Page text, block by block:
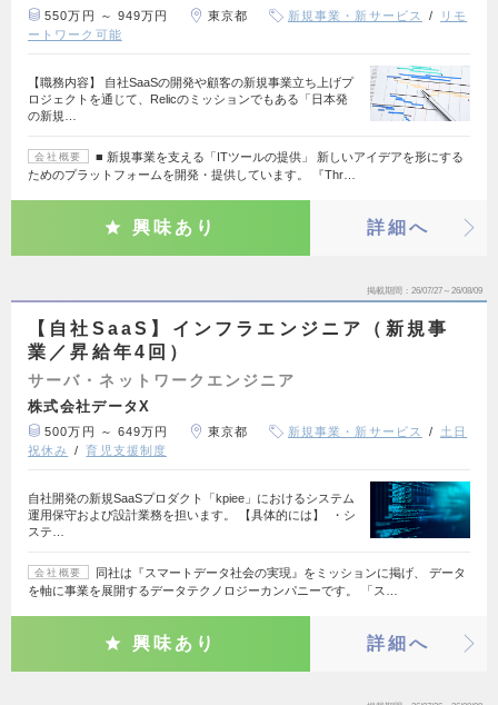
550万円 ～ 949万円 東京都 新規事業・新サービス
リモ
ートワーク可能
【職務内容】 自社SaaSの開発や顧客の新規事業立ち上げプ
ロジェクトを通じて、Relicのミッションでもある「日本発
の新規…
会社概要
■ 新規事業を支える「ITツールの提供」 新しいアイデアを形にする
ためのプラットフォームを開発・提供しています。 『Thr…
興味あり 詳細へ
掲載期間 26/07/27～26/08/09
【自社SaaS】インフラエンジニア（新規事
業／昇給年4回）
サーバ・ネットワークエンジニア
株式会社データX
500万円 ～ 649万円 東京都 新規事業・新サービス
土日
祝休み
育児支援制度
自社開発の新規SaaSプロダクト「kpiee」におけるシステム
運用保守および設計業務を担います。 【具体的には】 ・シ
ステ…
会社概要
同社は『スマートデータ社会の実現』をミッションに掲げ、 データ
を軸に事業を展開するデータテクノロジーカンパニーです。 「ス…
興味あり 詳細へ